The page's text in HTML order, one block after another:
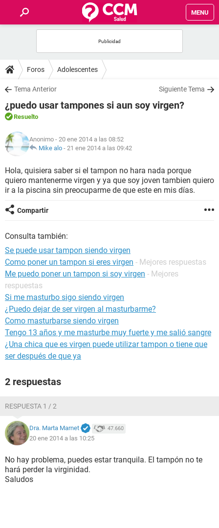
MENU
FOROS
SALUD
FAMILIA
NUTRICIÓN
SEXUALIDAD
GLOSARIO
Foros Adolescentes
Tema Anterior Siguiente Tema
¿puedo usar tampones si aun soy virgen?
Resuelto
Anonimo - 20 ene 2014 a las 08:52
Mike alo - 21 ene 2014 a las 09:42
Hola, quisiera saber si el tampon no hara nada porque
quiero mantenerme virgen y ya que soy joven tambien quiero
ir a la piscina sin preocuparme de que este en mis días.
Compartir
Consulta también:
Se puede usar tampon siendo virgen
Como poner un tampon si eres virgen - Mejores respuestas
Me puedo poner un tampon si soy virgen - Mejores
respuestas
Si me masturbo sigo siendo virgen
¿Puedo dejar de ser virgen al masturbarme?
Como masturbarse siendo virgen
Tengo 13 años y me masturbe muy fuerte y me salió sangre
¿Una chica que es virgen puede utilizar tampon o tiene que
ser después de que ya
2 respuestas
RESPUESTA 1 / 2
Dra. Marta Marnet 47.660
20 ene 2014 a las 10:25
No hay problema, puedes estar tranquila. El tampón no te
hará perder la virginidad.
Saludos